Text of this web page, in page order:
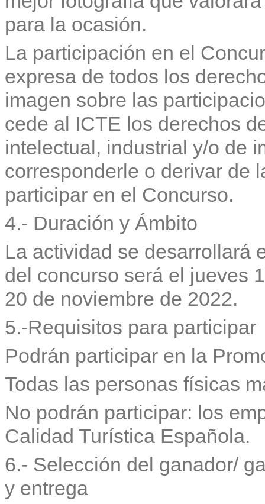
para la ocasión.
La participación en el
expresa de todos los
imagen sobre las
cede al ICTE los derechos
intelectual, industrial y/o de
corresponderle o derivar de
participar en el Concurso.
4.- Duración y Ámbito
La actividad se desarrollará
del concurso será el jueves
20 de noviembre de 2022.
5.-Requisitos para participar
Podrán participar en la
Todas las personas físicas
No podrán participar: los
Calidad Turística Española.
6.- Selección del ganador/
y entrega